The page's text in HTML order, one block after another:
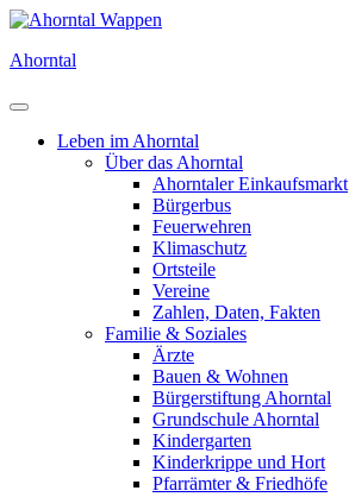
Direkt
Inhalt
Ahorntal
Leben im Ahorntal
Über das Ahorntal
Ahorntaler Einkaufsmarkt
Bürgerbus
Feuerwehren
Klimaschutz
Ortsteile
Vereine
Zahlen, Daten, Fakten
Familie & Soziales
Ärzte
Bauen & Wohnen
Bürgerstiftung Ahorntal
Grundschule Ahorntal
Kindergarten
Kinderkrippe und Hort
Pfarrämter & Friedhöfe